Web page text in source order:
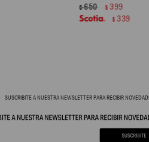
$650 $399
$339
SUSCRIBITE A NUESTRA NEWSLETTER PARA RECIBIR